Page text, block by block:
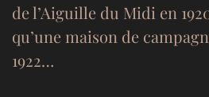
de l’Aiguille du Midi en
qu’une maison de
1922…